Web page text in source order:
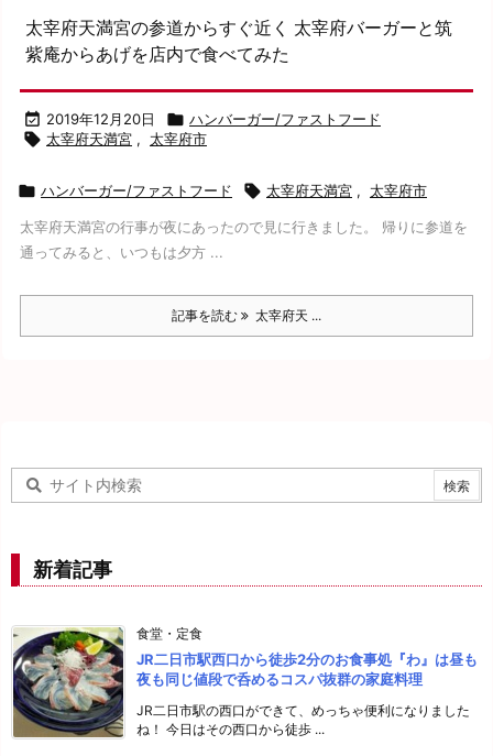
太宰府天満宮の参道からすぐ近く 太宰府バーガーと筑
紫庵からあげを店内で食べてみた
 2019年12月20日  ハンバーガー/ファストフード
 太宰府天満宮 , 太宰府市
 ハンバーガー/ファストフード  太宰府天満宮 , 太宰府市
太宰府天満宮の行事が夜にあったので見に行きました。 帰りに参道を
通ってみると、いつもは夕方 ...
記事を読む 太宰府天 ...
新着記事
食堂・定食
JR二日市駅西口から徒歩2分のお食事処『わ』は昼も
夜も同じ値段で呑めるコスパ抜群の家庭料理
JR二日市駅の西口ができて、めっちゃ便利になりました
ね！ 今日はその西口から徒歩 ...